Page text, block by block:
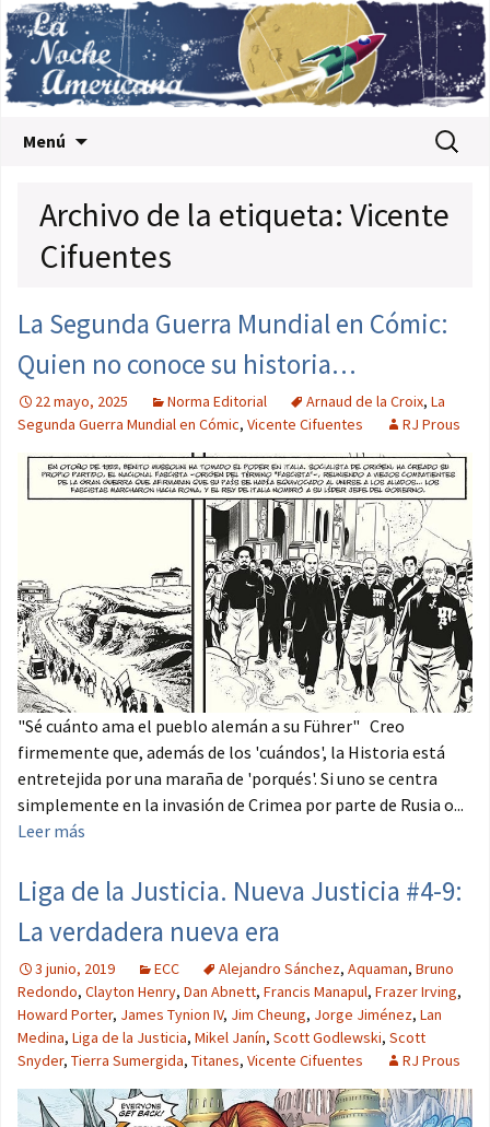
Menú Buscar:
Archivo de la etiqueta: Vicente
Cifuentes
La Segunda Guerra Mundial en Cómic:
Quien no conoce su historia…
22 mayo, 2025 Norma Editorial Arnaud de la Croix, La
Segunda Guerra Mundial en Cómic, Vicente Cifuentes RJ Prous
"Sé cuánto ama el pueblo alemán a su Führer" Creo
firmemente que, además de los 'cuándos', la Historia está
entretejida por una maraña de 'porqués'. Si uno se centra
simplemente en la invasión de Crimea por parte de Rusia o...
Leer más
Liga de la Justicia. Nueva Justicia #4-9:
La verdadera nueva era
3 junio, 2019 ECC Alejandro Sánchez, Aquaman, Bruno
Redondo, Clayton Henry, Dan Abnett, Francis Manapul, Frazer Irving,
Howard Porter, James Tynion IV, Jim Cheung, Jorge Jiménez, Lan
Medina, Liga de la Justicia, Mikel Janín, Scott Godlewski, Scott
Snyder, Tierra Sumergida, Titanes, Vicente Cifuentes RJ Prous